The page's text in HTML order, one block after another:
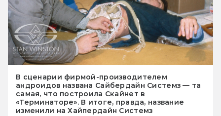
В сценарии фирмой-производителем
андроидов названа Сайбердайн Системз — та
самая, что построила Скайнет в
«Терминаторе». В итоге, правда, название
изменили на Хайпердайн Системз